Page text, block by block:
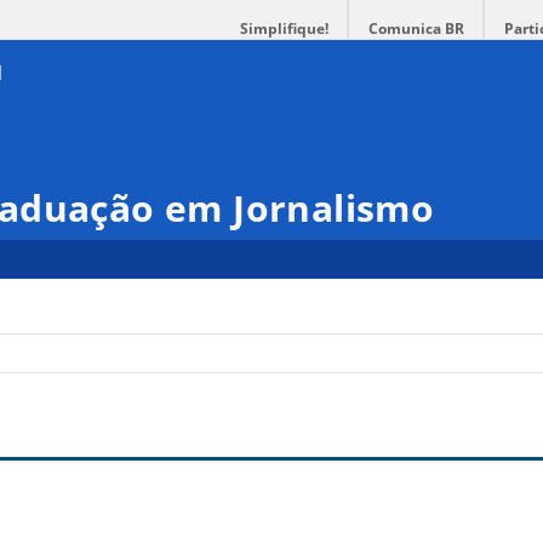
Simplifique! Comunica BR
em Jornalismo